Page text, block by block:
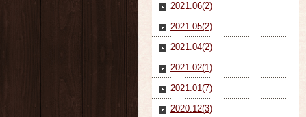
2021.06(2)
2021.05(2)
2021.04(2)
2021.02(1)
2021.01(7)
2020.12(3)